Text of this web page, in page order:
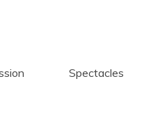
Spectacles